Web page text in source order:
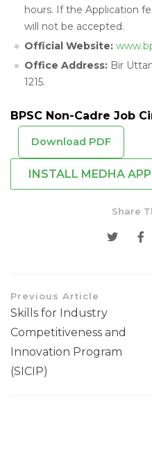
hours. If the Application
will not be accepted.
Official Website:
Office Address: Bir
1215.
BPSC Non-Cadre Job
Download PDF
INSTALL MEDHA APP
Share
Previous Article
Skills for Industry
Competitiveness and
Innovation Program
(SICIP)